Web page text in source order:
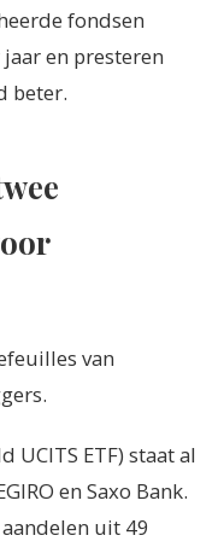
fondsen
en presteren
beter.
van
UCITS ETF) staat al
en Saxo Bank.
uit 49